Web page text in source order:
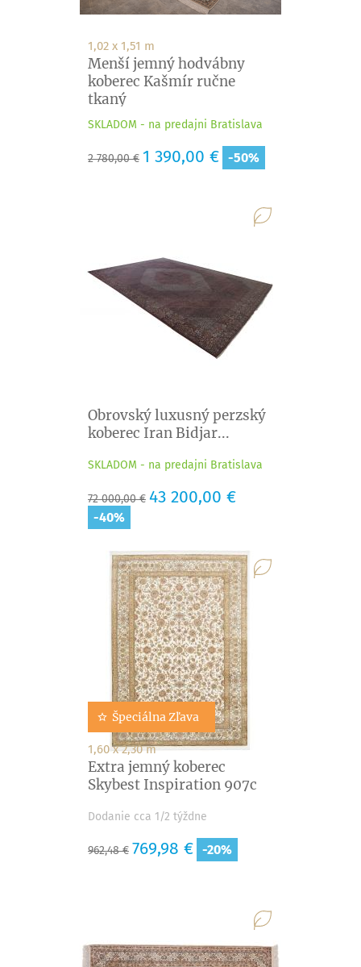
1,02 x 1,51 m
Menší jemný hodvábny
koberec Kašmír ručne
tkaný
SKLADOM - na predajni Bratislava
Základná
cena
2 780,00 € Cena
1 390,00 € -50%
Obrovský luxusný perzský
koberec Iran Bidjar...
SKLADOM - na predajni Bratislava
Základná
cena
72 000,00 € Cena
43 200,00 €
-40%
Špeciálna Zľava
1,60 x 2,30 m
Extra jemný koberec
Skybest Inspiration 907c
Dodanie cca 1/2 týždne
Základná
cena
962,48 € Cena
769,98 € -20%